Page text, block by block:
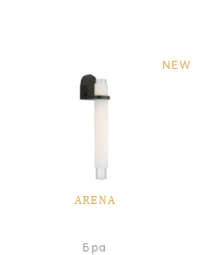
NEW
ARENA
Бра